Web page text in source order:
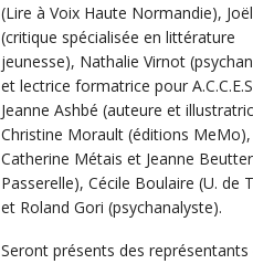
(Lire à Voix Haute Normandie),
(critique spécialisée en littérature
jeunesse), Nathalie Virnot
et lectrice formatrice pour
Jeanne Ashbé (auteure et
Christine Morault (éditions MeMo),
Catherine Métais et Jeanne
Passerelle), Cécile Boulaire (U. de
et Roland Gori (psychanalyste).
Seront présents des représentants